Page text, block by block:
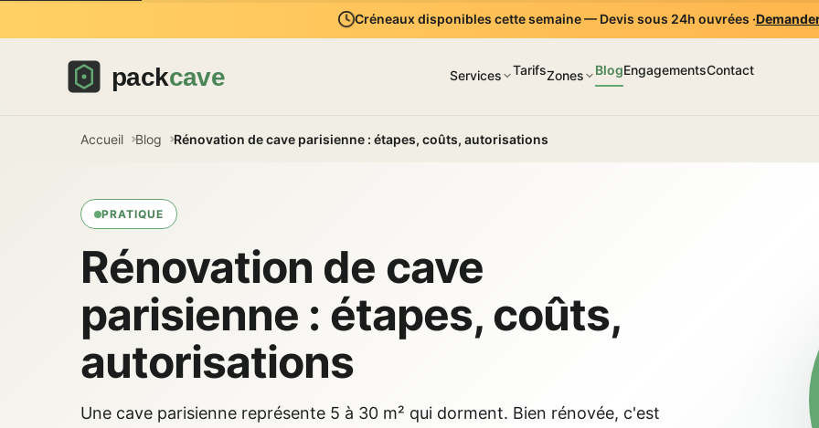
Créneaux disponibles cette semaine — Devis sous 24h ouvrées ·
Services TarifsZones BlogEngagementsContact
Accueil Blog Rénovation de cave parisienne : étapes, coûts, autorisations
PRATIQUE
Rénovation de cave
parisienne : étapes, coûts,
autorisations
Une cave parisienne représente 5 à 30 m² qui dorment. Bien rénovée, c'est